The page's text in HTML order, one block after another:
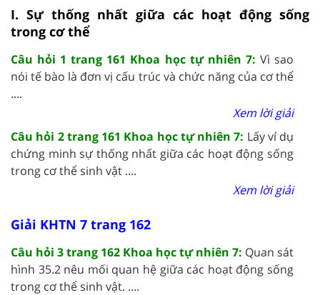
I. Sự thống nhất giữa các hoạt động sống
trong cơ thể
Câu hỏi 1 trang 161 Khoa học tự nhiên 7: Vì sao
nói tế bào là đơn vị cấu trúc và chức năng của cơ thể
....
Xem lời giải
Câu hỏi 2 trang 161 Khoa học tự nhiên 7: Lấy ví dụ
chứng minh sự thống nhất giữa các hoạt động sống
trong cơ thể sinh vật ....
Xem lời giải
Giải KHTN 7 trang 162
Câu hỏi 3 trang 162 Khoa học tự nhiên 7: Quan sát
hình 35.2 nêu mối quan hệ giữa các hoạt động sống
trong cơ thể sinh vật. ....